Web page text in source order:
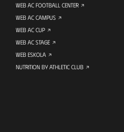
WEB AC FOOTBALL CENTER
WEB AC CAMPUS
WEB AC CUP
WEB AC STAGE
WEB ESKOLA
NUTRITION BY ATHLETIC CLUB